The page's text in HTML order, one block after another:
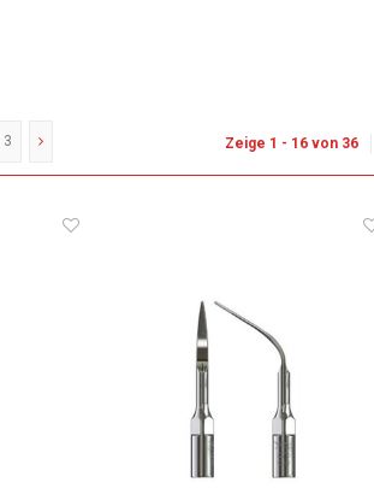
3 Zeige 1 - 16 von 36